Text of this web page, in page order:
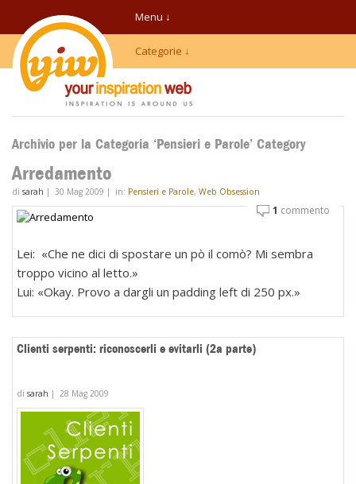
Menu ↓
Categorie ↓
Archivio per la Categoria ‘Pensieri e Parole’ Category
Arredamento
di sarah | 30 Mag 2009 | in: Pensieri e Parole, Web Obsession
1 commento
Lei: «Che ne dici di spostare un pò il comò? Mi sembra
troppo vicino al letto.»
Lui: «Okay. Provo a dargli un padding left di 250 px.»
Clienti serpenti: riconoscerli e evitarli (2a parte)
di sarah | 28 Mag 2009